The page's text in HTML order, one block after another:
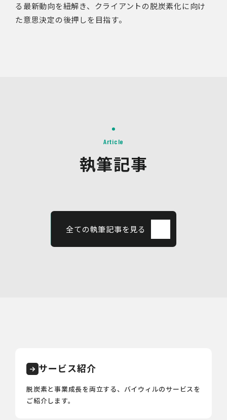
る最新動向を紐解き、クライアントの脱炭素化に向け
た意思決定の後押しを目指す。
Article
執筆記事
全ての執筆記事を見る
サービス紹介
脱炭素と事業成長を両立する、バイウィルのサービスを
ご紹介します。